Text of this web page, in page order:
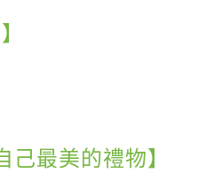
己最美的禮物】